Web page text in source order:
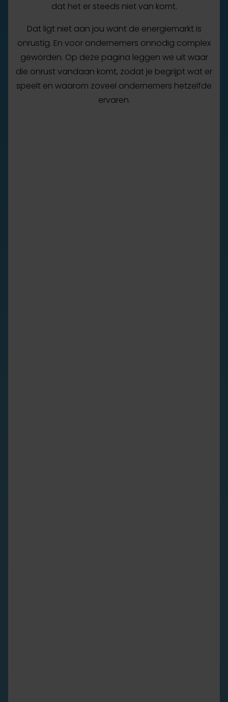
dat het er steeds niet van komt.
Dat ligt niet aan jou want de energiemarkt is
onrustig. En voor ondernemers onnodig complex
geworden. Op deze pagina leggen we uit waar
die onrust vandaan komt, zodat je begrijpt wat er
speelt en waarom zoveel ondernemers hetzelfde
ervaren.